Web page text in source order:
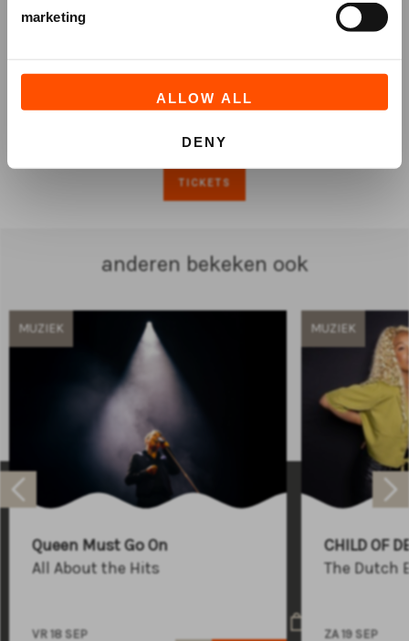
marketing
ALLOW ALL
DENY
TICKETS
anderen bekeken ook
MUZIEK
Queen Must Go On
All About the Hits
VR 18 SEP
MUZIEK
CHILD OF
The Dutch
ZA 19 SEP
+31 (0)591 - 850 856
info@atlastheater.nl